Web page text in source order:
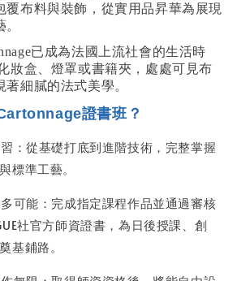
覆布料與裝飾，從實用品昇華為展現
已成為法國上流社會的生活時
妝盒、燈罩或書籍夾，處處可見布
細膩的法式美學。
證書班？
：從基礎打底到進階技術，完整掌握
標準工藝。
可能：完成指定課程作品並通過審核
社官方師資證書，為日後授課、創
基鋪路。